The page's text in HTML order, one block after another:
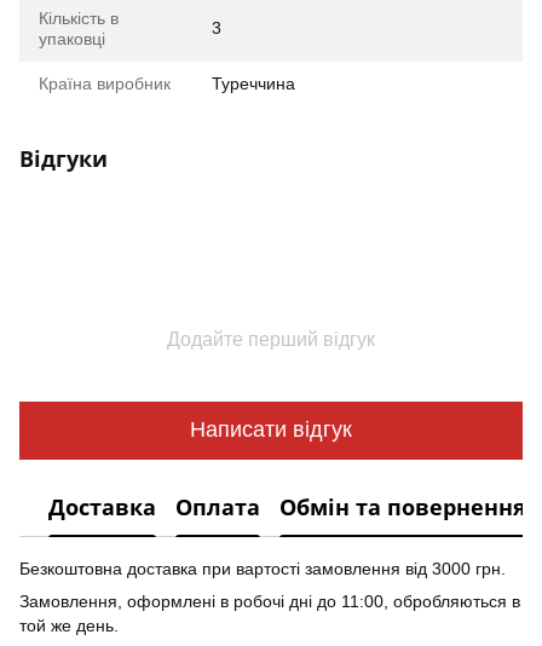
Кількість в
упаковці
3
Країна виробник Туреччина
Відгуки
Додайте перший відгук
Написати відгук
Доставка Оплата Обмін та повернення
Безкоштовна доставка при вартості замовлення від 3000 грн.
Замовлення, оформлені в робочі дні до 11:00, обробляються в
той же день.